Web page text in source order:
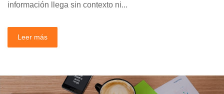
información llega sin contexto ni...
Leer más